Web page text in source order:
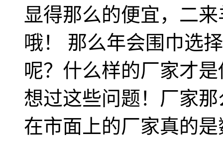
显得那么的便宜，二
哦！ 那么年会围巾选
呢？什么样的厂家才
想过这些问题！厂家
在市面上的厂家真的